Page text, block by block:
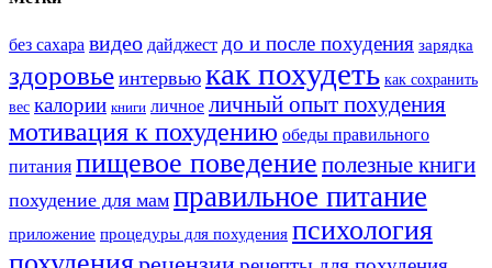
без сахара видео дайджест до и после похудения зарядка
здоровье интервью как похудеть как сохранить
вес калории книги личное личный опыт похудения
мотивация к похудению обеды правильного
питания пищевое поведение полезные книги
похудение для мам правильное питание
приложение процедуры для похудения психология